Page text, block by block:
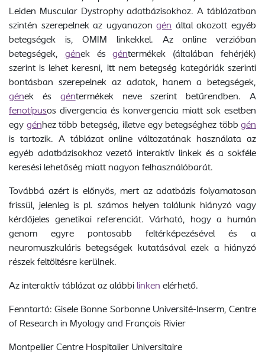
Leiden Muscular Dystrophy adatbázisokhoz. A táblázatban
szintén szerepelnek az ugyanazongén által okozott egyéb
betegségek is, OMIM linkekkel. Az online verzióban
betegségek, gének ésgéntermékek (általában fehérjék)
szerint is lehet keresni, itt nem betegség kategóriák szerinti
bontásban szerepelnek az adatok, hanem a betegségek,
gének és géntermékek neve szerint betűrendben. A
fenotípusos divergencia és konvergencia miatt sok esetben
egy génhez több betegség, illetve egy betegséghez több gén
is tartozik. A táblázat online változatának használata az
egyéb adatbázisokhoz vezető interaktív linkek és a sokféle
keresési lehetőség miatt nagyon felhasználóbarát.
Továbbá azért is előnyös, mert az adatbázis folyamatosan
frissül, jelenleg is pl. számos helyen találunk hiányzó vagy
kérdőjeles genetikai referenciát. Várható, hogy a humán
genom egyre pontosabb feltérképezésével és a
neuromuszkuláris betegségek kutatásával ezek a hiányzó
részek feltöltésre kerülnek.
Az interaktív táblázat az alábbi linken elérhető.
Fenntartó: Gisele Bonne Sorbonne Université-Inserm, Centre
of Research in Myology and François Rivier
Montpellier Centre Hospitalier Universitaire